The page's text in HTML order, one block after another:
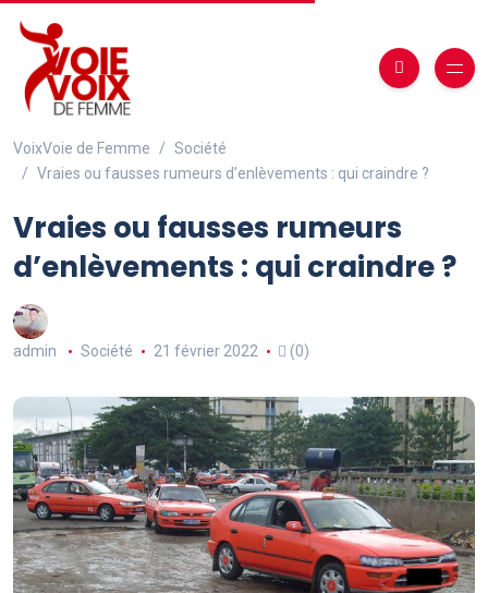
VoixVoie de Femme
Société
Vraies ou fausses rumeurs d’enlèvements : qui craindre ?
Vraies ou fausses rumeurs
d’enlèvements : qui craindre ?
admin Société 21 février 2022 (0)